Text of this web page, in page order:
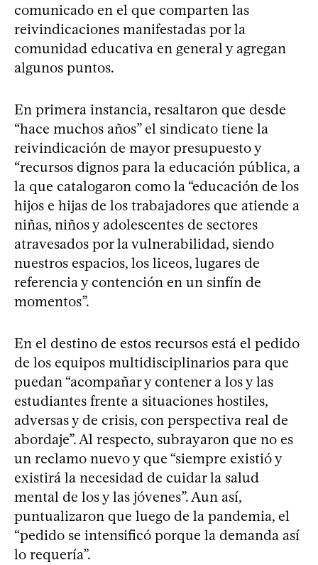
comunicado en el que comparten las
reivindicaciones manifestadas por la
comunidad educativa en general y agregan
algunos puntos.
En primera instancia, resaltaron que desde
“hace muchos años” el sindicato tiene la
reivindicación de mayor presupuesto y
“recursos dignos para la educación pública, a
la que catalogaron como la “educación de los
hijos e hijas de los trabajadores que atiende a
niñas, niños y adolescentes de sectores
atravesados por la vulnerabilidad, siendo
nuestros espacios, los liceos, lugares de
referencia y contención en un sinfín de
momentos”.
En el destino de estos recursos está el pedido
de los equipos multidisciplinarios para que
puedan “acompañar y contener a los y las
estudiantes frente a situaciones hostiles,
adversas y de crisis, con perspectiva real de
abordaje”. Al respecto, subrayaron que no es
un reclamo nuevo y que “siempre existió y
existirá la necesidad de cuidar la salud
mental de los y las jóvenes”. Aun así,
puntualizaron que luego de la pandemia, el
“pedido se intensificó porque la demanda así
lo requería”.